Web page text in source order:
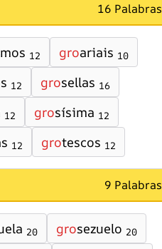
16 Palabras
12 groariais 10
12 grosellas 16
12 grosísima 12
12 grotescos 12
9 Palabras
20 grosezuelo 20